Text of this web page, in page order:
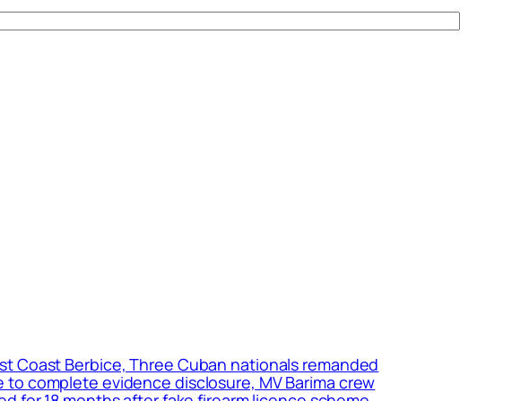
Coast Berbice, Three Cuban nationals remanded
complete evidence disclosure, MV Barima crew